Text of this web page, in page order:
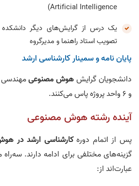
Artificial Intelligence)
یک درس از گرایش‌های دیگر دانشکده
تصویب استاد راهنما و مدیرگروه
پایان‌ نامه و سمینار کارشناسی ارشد
دانشجویان گرایشهوش مصنوعی
و 6 واحد پروژه پاس می‌کنند.
آینده رشته هوش مصنوعی
پس از اتمام دورهکارشناسی ارشد در
گزینه‌های مختلفی برای ادامه دارند.
عبارت‌اند از: